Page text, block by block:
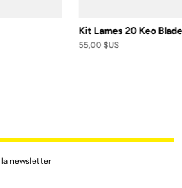
Kit Lames 20 Keo Blade
55,00 $US
la newsletter